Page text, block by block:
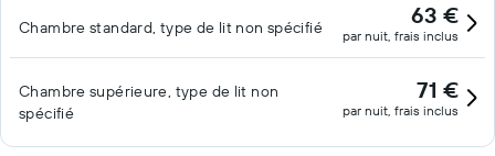
Chambre standard, type de lit non spécifié 63 €
par nuit, frais inclus
Chambre supérieure, type de lit non
spécifié
71 €
par nuit, frais inclus